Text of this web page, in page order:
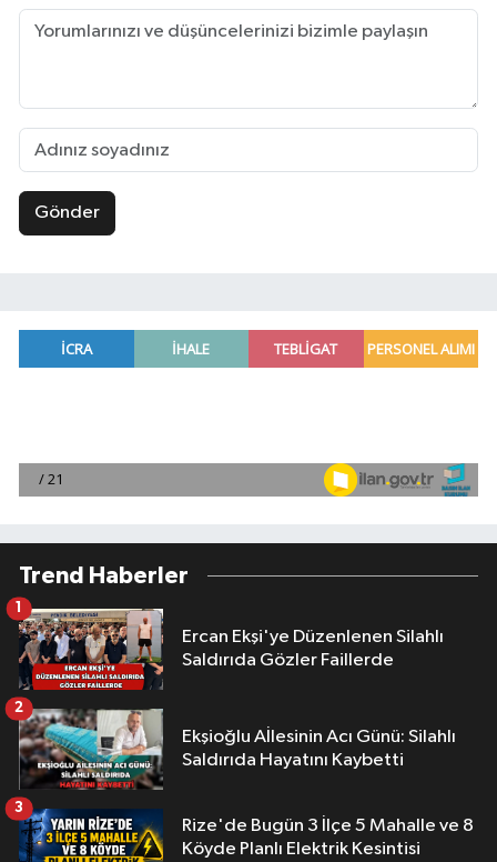
Gönder
Trend Haberler
Ercan Ekşi'ye Düzenlenen Silahlı
Saldırıda Gözler Faillerde
1
Ekşioğlu Aİlesinin Acı Günü: Silahlı
Saldırıda Hayatını Kaybetti
2
Rize'de Bugün 3 İlçe 5 Mahalle ve 8
Köyde Planlı Elektrik Kesintisi
3